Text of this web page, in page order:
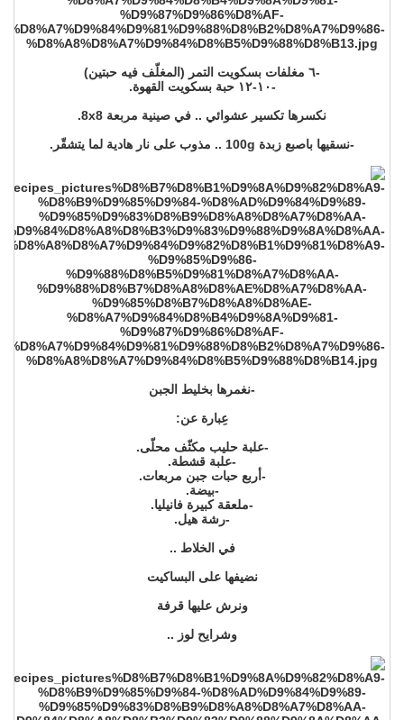
-٦ مغلفات بسكويت التمر (المغلّف فيه حبتين)
-١٠-١٢ حبة بسكويت القهوة.
نكسرها تكسير عشوائي .. في صينية مربعة 8x8.
-نسقيها باصبع زبدة 100g .. مذوب على نار هادية لما يتشقّر.
-نغمرها بخليط الجبن
عِبارة عن:
-علبة حليب مكثّف محلّى.
-علبة قشطة.
-أربع حبات جبن مربعات.
-بيضة.
-ملعقة كبيرة فانيليا.
-رشة هيل.
في الخلاط ..
نضيفها على البساكيت
ونرش عليها قرفة
وشرايح لوز ..